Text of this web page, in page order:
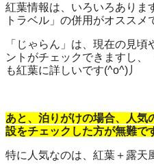
紅葉情報は、いろいろありま
トラベル」の併用がオススメ
「じゃらん」は、現在の見
ントがチェックできますし、
も紅葉に詳しいです(^o^)丿
あと、泊りがけの場合、人気
設をチェックした方が無難で
特に人気なのは、紅葉＋露天